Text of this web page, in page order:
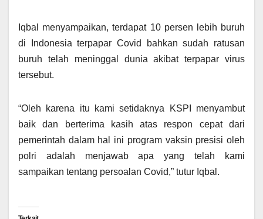
Iqbal menyampaikan, terdapat 10 persen lebih buruh
di Indonesia terpapar Covid bahkan sudah ratusan
buruh telah meninggal dunia akibat terpapar virus
tersebut.
“Oleh karena itu kami setidaknya KSPI menyambut
baik dan berterima kasih atas respon cepat dari
pemerintah dalam hal ini program vaksin presisi oleh
polri adalah menjawab apa yang telah kami
sampaikan tentang persoalan Covid,” tutur Iqbal.